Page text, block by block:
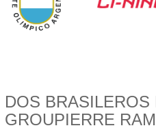
DOS BRASILEROS
GROUPIERRE